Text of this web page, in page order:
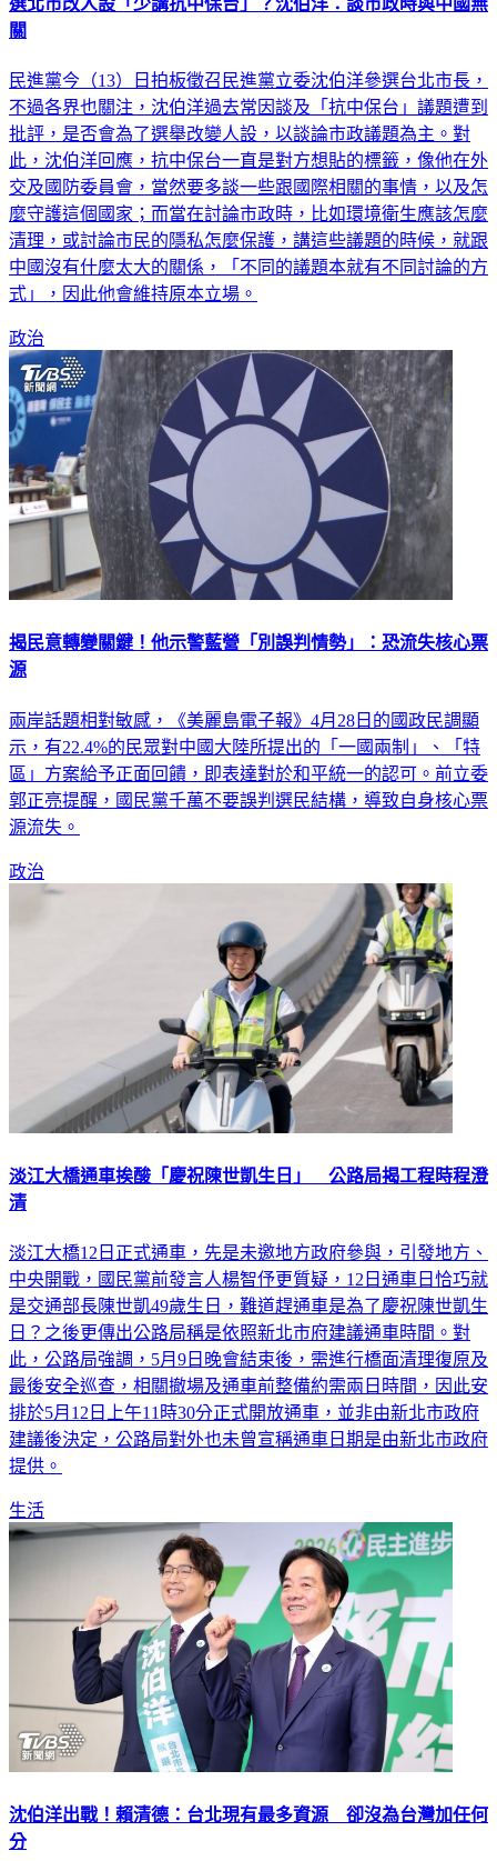
關
民進黨今（13）日拍板徵召民進黨立委沈伯洋參選台北市長，
不過各界也關注，沈伯洋過去常因談及「抗中保台」議題遭到
批評，是否會為了選舉改變人設，以談論市政議題為主。對
此，沈伯洋回應，抗中保台一直是對方想貼的標籤，像他在外
交及國防委員會，當然要多談一些跟國際相關的事情，以及怎
麼守護這個國家；而當在討論市政時，比如環境衛生應該怎麼
清理，或討論市民的隱私怎麼保護，講這些議題的時候，就跟
中國沒有什麼太大的關係，「不同的議題本就有不同討論的方
式」，因此他會維持原本立場。
政治
揭民意轉變關鍵！他示警藍營「別誤判情勢」：恐流失核心票
源
兩岸話題相對敏感，《美麗島電子報》4月28日的國政民調顯
示，有22.4%的民眾對中國大陸所提出的「一國兩制」、「特
區」方案給予正面回饋，即表達對於和平統一的認可。前立委
郭正亮提醒，國民黨千萬不要誤判選民結構，導致自身核心票
源流失。
政治
淡江大橋通車挨酸「慶祝陳世凱生日」 公路局揭工程時程澄
清
淡江大橋12日正式通車，先是未邀地方政府參與，引發地方、
中央開戰，國民黨前發言人楊智伃更質疑，12日通車日恰巧就
是交通部長陳世凱49歲生日，難道趕通車是為了慶祝陳世凱生
日？之後更傳出公路局稱是依照新北市府建議通車時間。對
此，公路局強調，5月9日晚會結束後，需進行橋面清理復原及
最後安全巡查，相關撤場及通車前整備約需兩日時間，因此安
排於5月12日上午11時30分正式開放通車，並非由新北市政府
建議後決定，公路局對外也未曾宣稱通車日期是由新北市政府
提供。
生活
沈伯洋出戰！賴清德：台北現有最多資源 卻沒為台灣加任何
分